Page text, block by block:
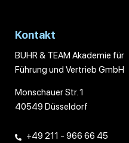
Kontakt
BUHR & TEAM Akademie für
Führung und Vertrieb GmbH
Monschauer Str. 1
40549 Düsseldorf
+49 211 - 966 66 45